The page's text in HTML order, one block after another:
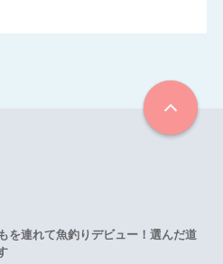
を連れて魚釣りデビュー！選んだ道